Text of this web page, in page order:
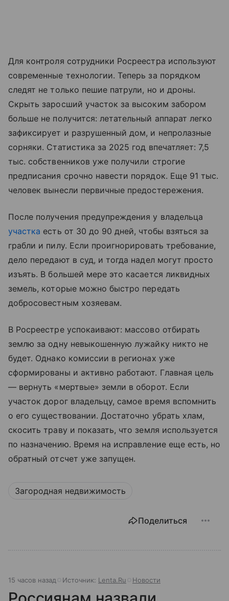
Для контроля сотрудники Росреестра используют
современные технологии. Теперь за порядком
следят не только пешие патрули, но и дроны.
Скрыть заросший участок за высоким забором
больше не получится: летательный аппарат легко
зафиксирует и разрушенный дом, и непролазные
сорняки. Статистика за 2025 год впечатляет: 7,5
тыс. собственников уже получили строгие
предписания срочно навести порядок. Еще 91 тыс.
человек вынесли первичные предостережения.
После получения предупреждения у владельца
участка есть от 30 до 90 дней, чтобы взяться за
грабли и пилу. Если проигнорировать требование,
дело передают в суд, и тогда надел могут просто
изъять. В большей мере это касается ликвидных
земель, которые можно быстро передать
добросовестным хозяевам.
В Росреестре успокаивают: массово отбирать
землю за одну невыкошенную лужайку никто не
будет. Однако комиссии в регионах уже
сформированы и активно работают. Главная цель
— вернуть «мертвые» земли в оборот. Если
участок дорог владельцу, самое время вспомнить
о его существовании. Достаточно убрать хлам,
скосить траву и показать, что земля используется
по назначению. Время на исправление еще есть, но
обратный отсчет уже запущен.
Загородная недвижимость
Поделиться
15 часов назад Источник: Lenta.Ru Новости